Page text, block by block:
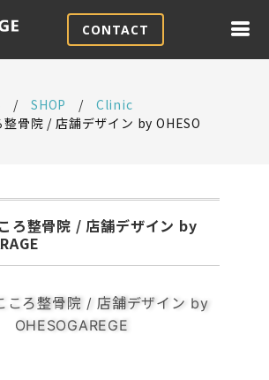
CONTACT
SHOP
Clinic
整骨院 / 店舗デザイン by OHESO
ろ整骨院 / 店舗デザイン by
ころ整骨院 / 店舗デザイン by
OHESOGAREGE